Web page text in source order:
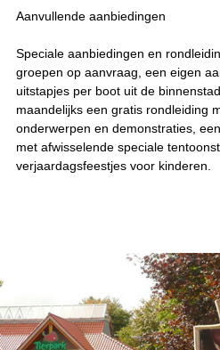
Aanvullende aanbiedingen
Speciale aanbiedingen en
groepen op aanvraag, een eigen
uitstapjes per boot uit de
maandelijks een gratis rondleiding
onderwerpen en demonstraties,
met afwisselende speciale
verjaardagsfeestjes voor kinderen.